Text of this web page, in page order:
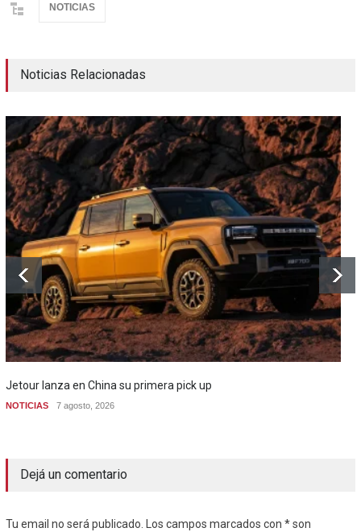
NOTICIAS
Noticias Relacionadas
Jetour lanza en China su primera pick up
NOTICIAS 7 agosto, 2026
Dejá un comentario
Tu email no será publicado. Los campos marcados con * son